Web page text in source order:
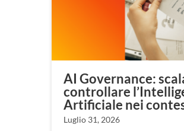
AI Governance:
controllare
Artificiale nei
Luglio 31, 2026